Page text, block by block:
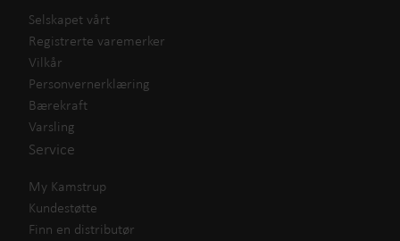
Selskapet vårt
Registrerte varemerker
Vilkår
Personvernerklæring
Bærekraft
Varsling
Service
My Kamstrup
Kundestøtte
Finn en distributør